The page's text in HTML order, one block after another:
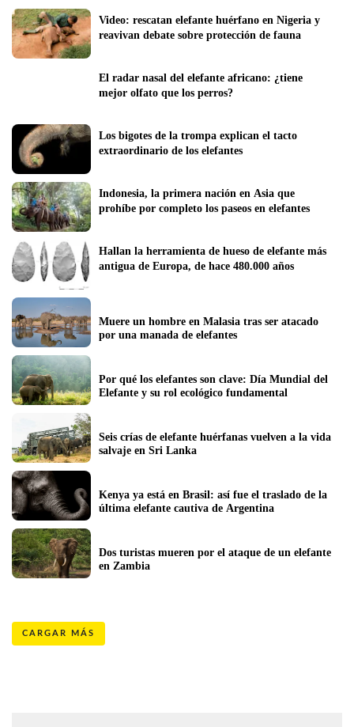
Video: rescatan elefante huérfano en Nigeria y
reavivan debate sobre protección de fauna
El radar nasal del elefante africano: ¿tiene
mejor olfato que los perros?
Los bigotes de la trompa explican el tacto
extraordinario de los elefantes
Indonesia, la primera nación en Asia que
prohíbe por completo los paseos en elefantes
Hallan la herramienta de hueso de elefante más
antigua de Europa, de hace 480.000 años
Muere un hombre en Malasia tras ser atacado
por una manada de elefantes
Por qué los elefantes son clave: Día Mundial del
Elefante y su rol ecológico fundamental
Seis crías de elefante huérfanas vuelven a la vida
salvaje en Sri Lanka
Kenya ya está en Brasil: así fue el traslado de la
última elefante cautiva de Argentina
Dos turistas mueren por el ataque de un elefante
en Zambia
CARGAR MÁS